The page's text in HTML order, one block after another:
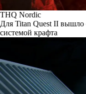
THQ Nordic
Для Titan Quest II вышло
системой крафта